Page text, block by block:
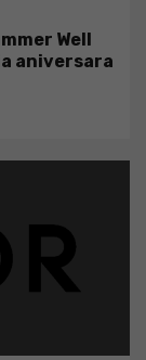
Well
aniversara